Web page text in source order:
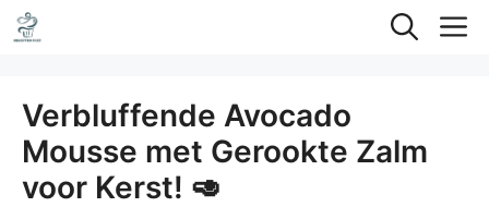
Ga
naar
inhoud
Verbluffende Avocado
Mousse met Gerookte Zalm
voor Kerst! 🥑